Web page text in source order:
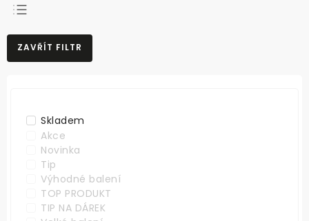
NEJPRODÁVANĚJŠÍ
NEJLEVNĚJŠÍ
ZAVŘÍT FILTR
Skladem
Akce
Novinka
Tip
Výhodné balení
TOP PRODUKT
TIP NA DÁREK